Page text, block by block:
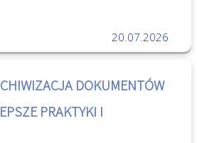
najlepiej wybrać? -
jednostkach samorządu
innych samorządowych
w których
być komórką organizacyjną
stanowiskiem. W
może posiadać filie.
20.07.2026
DOKUMENTÓW
PRAKTYKI I